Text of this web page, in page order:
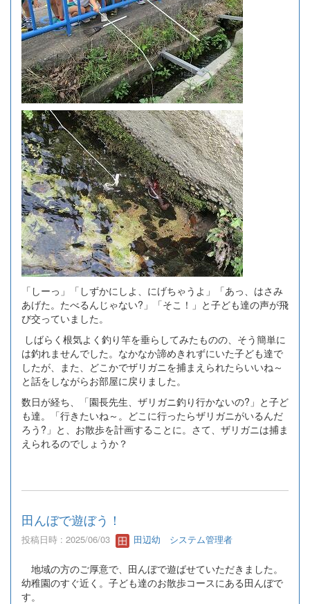
「しーっ」「しずかにしよ、にげちゃうよ」「あっ、はさみ
あげた。たべるんじゃない?」「そこ！」と子ども達の声が飛
び交っていました。
しばらく根気よく釣り竿を垂らしてみたものの、そう簡単に
は釣れませんでした。なかなか諦めきれずにいた子ども達で
したが、また、どこかでザリガニを捕まえられたらいいね～
と話をしながらお部屋に戻りました。
数日が経ち、「園長先生、ザリガニ釣り行かないの?」と子ど
も達。「行きたいね～。どこに行ったらザリガニがいるんだ
ろう?」と、お散歩を計画することに。さて、ザリガニは捕ま
えられるのでしょうか？
田んぼで遊ぼう！
投稿日時 : 2025/06/03 田辺幼 システム管理者
地域の方のご厚意で、田んぼで遊ばせていただきました。
幼稚園のすぐ近く。子ども達のお散歩コースにある田んぼで
す。